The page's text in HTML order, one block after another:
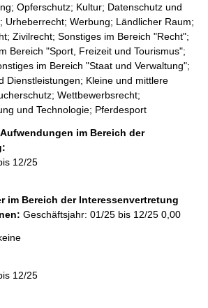
Opferschutz; Kultur; Datenschutz und
Urheberrecht; Werbung; Ländlicher Raum;
Zivilrecht; Sonstiges im Bereich "Recht";
Bereich "Sport, Freizeit und Tourismus";
im Bereich "Staat und Verwaltung";
Dienstleistungen; Kleine und mittlere
Wettbewerbsrecht;
und Technologie; Pferdesport
im Bereich der
12/25
im Bereich der Interessenvertretung
Geschäftsjahr: 01/25 bis 12/25 0,00
12/25